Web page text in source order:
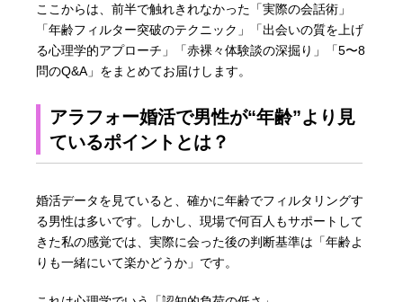
ここからは、前半で触れきれなかった「実際の会話術」
「年齢フィルター突破のテクニック」「出会いの質を上げ
る心理学的アプローチ」「赤裸々体験談の深掘り」「5〜8
問のQ&A」をまとめてお届けします。
アラフォー婚活で男性が“年齢”より見
ているポイントとは？
婚活データを見ていると、確かに年齢でフィルタリングす
る男性は多いです。しかし、現場で何百人もサポートして
きた私の感覚では、実際に会った後の判断基準は「年齢よ
りも一緒にいて楽かどうか」です。